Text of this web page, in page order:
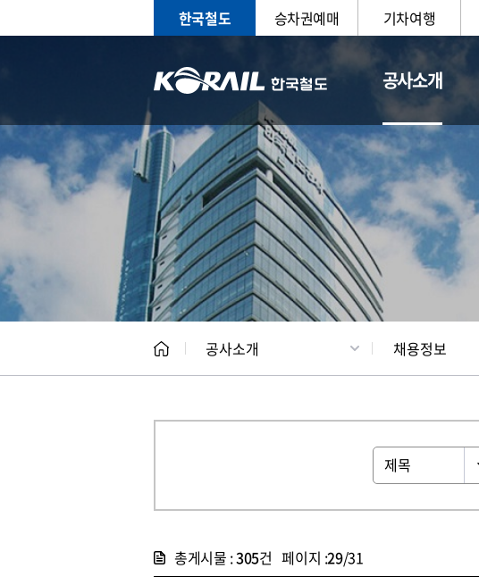
한국철도 승차권예매 기차여행
공사소개
CEO 일반현황
공사소개 채용정보
총게시물 :305건 페이지 :29/31